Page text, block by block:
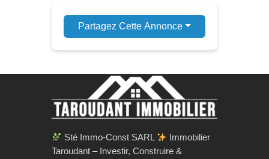
Partagez Cette Annonce
Sté Immo-Const SARL
Immobilier
Taroudant – Investir, Construire &